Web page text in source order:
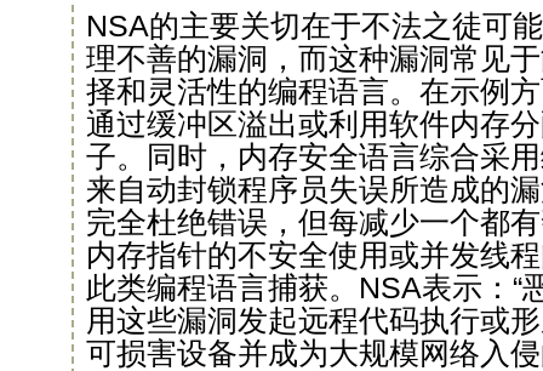
NSA的主要关切在于不法之徒可
理不善的漏洞，而这种漏洞常见
择和灵活性的编程语言。在示例
通过缓冲区溢出或利用软件内存
子。同时，内存安全语言综合采
来自动封锁程序员失误所造成的
完全杜绝错误，但每减少一个都
内存指针的不安全使用或并发线
此类编程语言捕获。NSA表示：“
用这些漏洞发起远程代码执行或
可损害设备并成为大规模网络入